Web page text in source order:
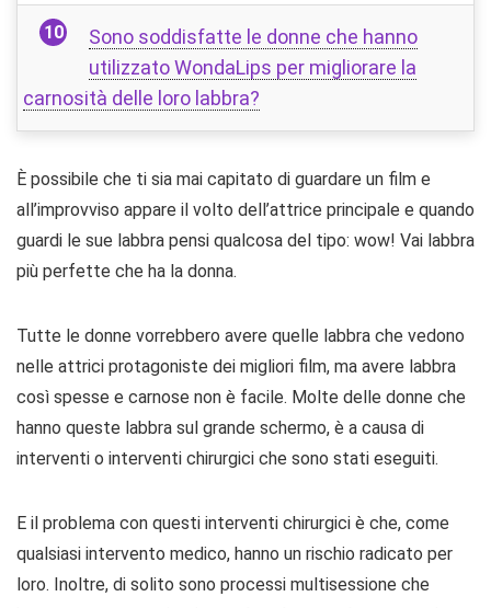
Sono soddisfatte le donne che hanno
utilizzato WondaLips per migliorare la
carnosità delle loro labbra?
È possibile che ti sia mai capitato di guardare un film e
all’improvviso appare il volto dell’attrice principale e quando
guardi le sue labbra pensi qualcosa del tipo: wow! Vai labbra
più perfette che ha la donna.
Tutte le donne vorrebbero avere quelle labbra che vedono
nelle attrici protagoniste dei migliori film, ma avere labbra
così spesse e carnose non è facile. Molte delle donne che
hanno queste labbra sul grande schermo, è a causa di
interventi o interventi chirurgici che sono stati eseguiti.
E il problema con questi interventi chirurgici è che, come
qualsiasi intervento medico, hanno un rischio radicato per
loro. Inoltre, di solito sono processi multisessione che